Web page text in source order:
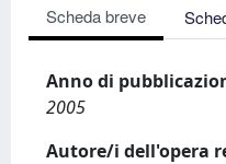
Scheda breve
Anno di
2005
Autore/i dell'opera